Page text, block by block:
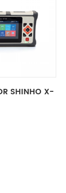
SHINHO X-